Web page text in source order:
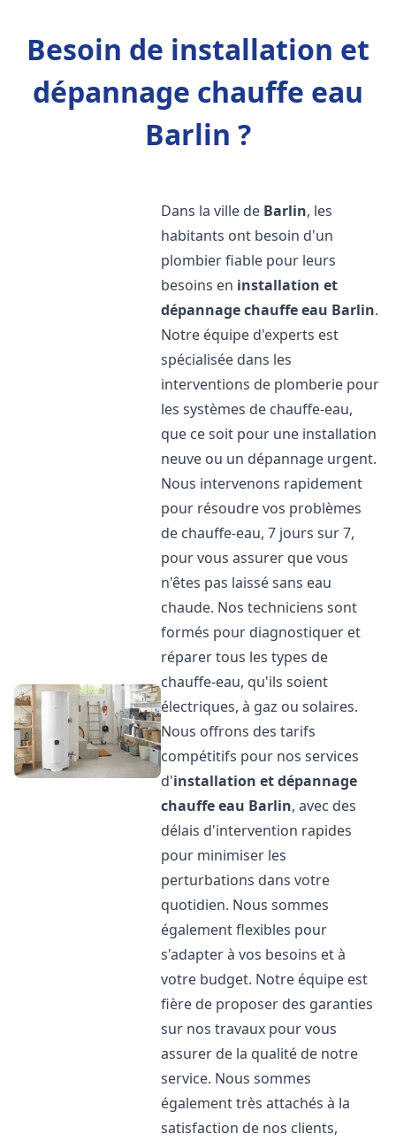
Besoin de installation et
dépannage chauffe eau
Barlin ?
Dans la ville de Barlin, les
habitants ont besoin d'un
plombier fiable pour leurs
besoins en installation et
dépannage chauffe eau Barlin.
Notre équipe d'experts est
spécialisée dans les
interventions de plomberie pour
les systèmes de chauffe-eau,
que ce soit pour une installation
neuve ou un dépannage urgent.
Nous intervenons rapidement
pour résoudre vos problèmes
de chauffe-eau, 7 jours sur 7,
pour vous assurer que vous
n'êtes pas laissé sans eau
chaude. Nos techniciens sont
formés pour diagnostiquer et
réparer tous les types de
chauffe-eau, qu'ils soient
électriques, à gaz ou solaires.
Nous offrons des tarifs
compétitifs pour nos services
d'installation et dépannage
chauffe eau Barlin, avec des
délais d'intervention rapides
pour minimiser les
perturbations dans votre
quotidien. Nous sommes
également flexibles pour
s'adapter à vos besoins et à
votre budget. Notre équipe est
fière de proposer des garanties
sur nos travaux pour vous
assurer de la qualité de notre
service. Nous sommes
également très attachés à la
satisfaction de nos clients,